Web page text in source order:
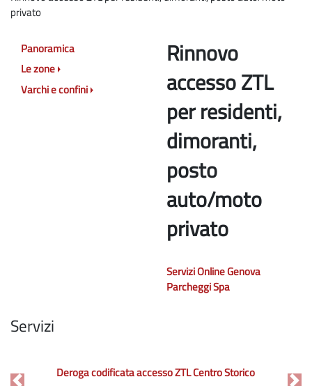
privato
Rinnovo
accesso ZTL
per residenti,
dimoranti,
posto
auto/moto
privato
Servizi Online Genova
Parcheggi Spa
Panoramica
Le zone
Varchi e confini
Servizi
Deroga codificata accesso ZTL Centro Storico